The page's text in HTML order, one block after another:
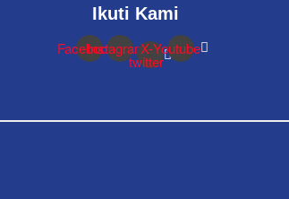
Ikuti Kami
FacebookInstagramX-
twitter
Youtube